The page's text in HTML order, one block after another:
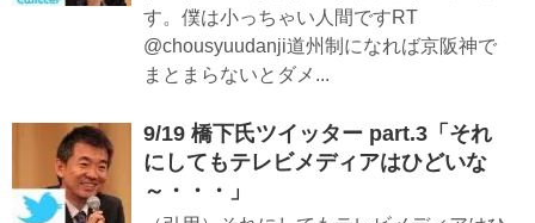
す。僕は小っちゃい人間ですRT
@chousyuudanji道州制になれば京阪神で
まとまらないとダメ...
9/19 橋下氏ツイッター part.3「それ
にしてもテレビメディアはひどいな
～・・・」